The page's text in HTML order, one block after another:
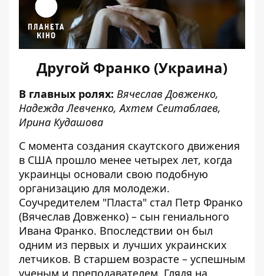
Другой Франко (Украина)
В главных ролях: Вячеслав Довженко,
Надежда Левченко, Ахтем Сеитаблаев,
Ирина Кудашова
С момента создания скаутского движения
в США прошло менее четырех лет, когда
украинцы основали свою подобную
организацию для молодежи.
Соучредителем "Пласта" стал Петр Франко
(Вячеслав Довженко) – сын гениального
Ивана Франко. Впоследствии он был
одним из первых и лучших украинских
летчиков. В старшем возрасте – успешным
ученым и преподавателем. Глядя на